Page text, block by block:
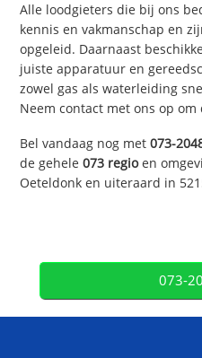
Alle loodgieters die bij ons
kennis en vakmanschap en
opgeleid. Daarnaast
juiste apparatuur en
zowel gas als waterleiding
Neem contact met ons op
Bel vandaag nog met073-
de gehele073 regioen
Oeteldonk en uiteraard in
073-